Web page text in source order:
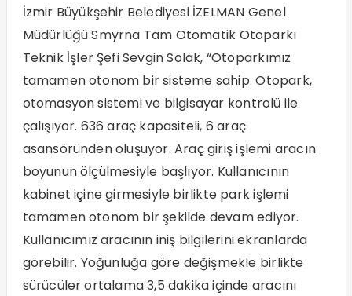
İzmir Büyükşehir Belediyesi İZELMAN Genel
Müdürlüğü Smyrna Tam Otomatik Otoparkı
Teknik İşler Şefi Sevgin Solak, “Otoparkımız
tamamen otonom bir sisteme sahip. Otopark,
otomasyon sistemi ve bilgisayar kontrolü ile
çalışıyor. 636 araç kapasiteli, 6 araç
asansöründen oluşuyor. Araç giriş işlemi aracın
boyunun ölçülmesiyle başlıyor. Kullanıcının
kabinet içine girmesiyle birlikte park işlemi
tamamen otonom bir şekilde devam ediyor.
Kullanıcımız aracının iniş bilgilerini ekranlarda
görebilir. Yoğunluğa göre değişmekle birlikte
sürücüler ortalama 3,5 dakika içinde aracını